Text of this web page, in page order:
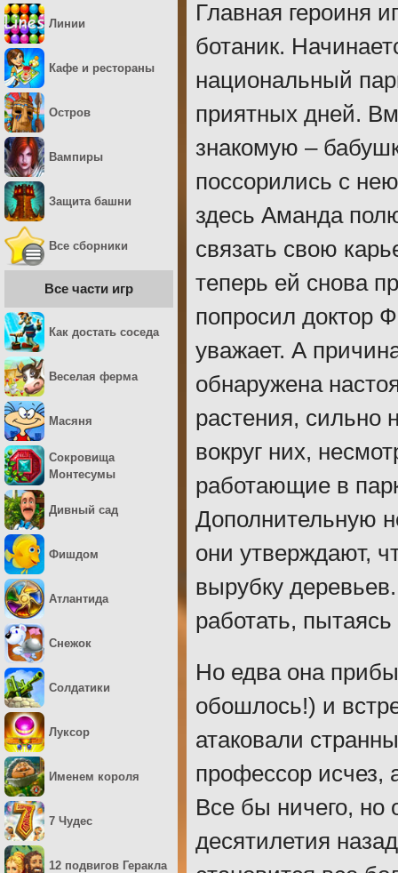
Главная героиня
ботаник.
национальный
приятных дней.
знакомую –
поссорились с
здесь Аманда
связать свою
теперь ей снова
попросил доктор
уважает. А
обнаружена
растения,
вокруг них,
работающие в
Дополнительную
они утверждают,
вырубку
работать,
Но едва она
обошлось!) и
атаковали
профессор исчез,
Все бы ничего, но
десятилетия
Линии
Кафе и рестораны
Остров
Вампиры
Защита башни
Все сборники
Все части игр
Как достать соседа
Веселая ферма
Масяня
Сокровища
Монтесумы
Дивный сад
Фишдом
Атлантида
Снежок
Солдатики
Луксор
Именем короля
7 Чудес
12 подвигов Геракла